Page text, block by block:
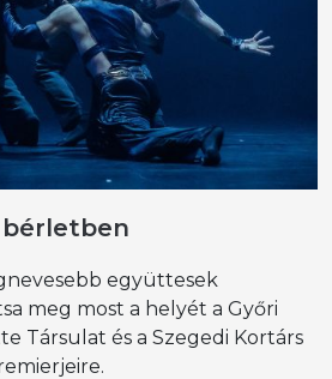
együttesek
meg most a helyét a Győri
Társulat és a Szegedi Kortárs